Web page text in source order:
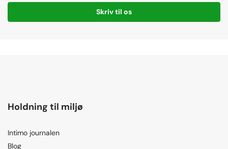
Skriv til os
Holdning til miljø
Intimo journalen
Blog